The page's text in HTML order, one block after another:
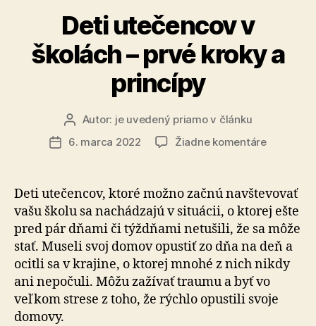
Deti utečencov v
školách – prvé kroky a
princípy
Autor
článku
Autor: je uvedený priamo v článku
Dátum
6. marca 2022 Žiadne komentárena
školách
–
prvé
kroky
a
princípy
Deti utečencov, ktoré možno začnú navštevovať
vašu školu sa nachádzajú v situácii, o ktorej ešte
pred pár dňami či týždňami netušili, že sa môže
stať. Museli svoj domov opustiť zo dňa na deň a
ocitli sa v krajine, o ktorej mnohé z nich nikdy
ani nepočuli. Môžu zažívať traumu a byť vo
veľkom strese z toho, že rýchlo opustili svoje
domovy.